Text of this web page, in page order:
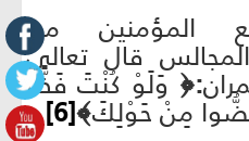
المؤمنين من
قال تعالى
:﴿وَلَوْ كُنْتَ فَظًّا
مِنْ حَوْلِكَ﴾[6]
.